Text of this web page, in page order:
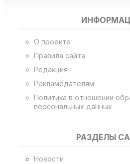
О проекте
Правила сайта
Редакция
Рекламодателям
Политика в отношении
персональных данных
РАЗДЕЛЫ
Новости